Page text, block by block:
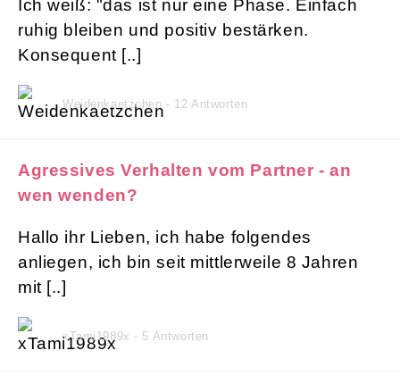
Ich weiß: "das ist nur eine Phase. Einfach
ruhig bleiben und positiv bestärken.
Konsequent [..]
Weidenkaetzchen - 12 Antworten
Agressives Verhalten vom Partner - an
wen wenden?
Hallo ihr Lieben, ich habe folgendes
anliegen, ich bin seit mittlerweile 8 Jahren
mit [..]
xTami1989x - 5 Antworten